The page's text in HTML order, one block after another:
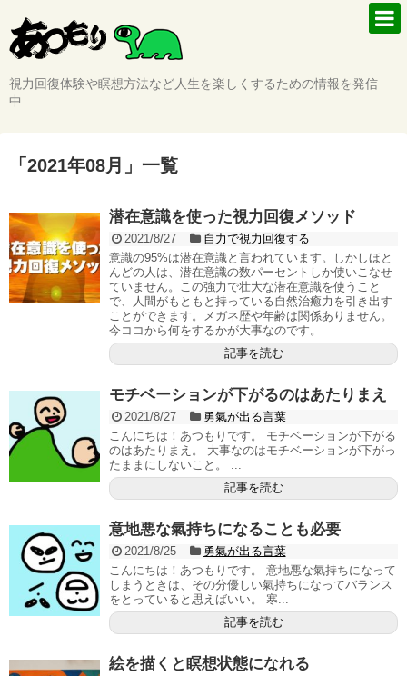
視力回復体験や瞑想方法など人生を楽しくするための情報を発信
中
「 2021年08月 」 一覧
潜在意識を使った視力回復メソッド
2021/8/27
自力で視力回復する
意識の95%は潜在意識と言われています。しかしほと
んどの人は、潜在意識の数パーセントしか使いこなせ
ていません。この強力で壮大な潜在意識を使うこと
で、人間がもともと持っている自然治癒力を引き出す
ことができます。メガネ歴や年齢は関係ありません。
今ココから何をするかが大事なのです。
記事を読む
モチベーションが下がるのはあたりまえ
2021/8/27
勇氣が出る言葉
こんにちは！あつもりです。 モチベーションが下がる
のはあたりまえ。 大事なのはモチベーションが下がっ
たままにしないこと。 ...
記事を読む
意地悪な氣持ちになることも必要
2021/8/25
勇氣が出る言葉
こんにちは！あつもりです。 意地悪な氣持ちになって
しまうときは、その分優しい氣持ちになってバランス
をとっていると思えばいい。 寒...
記事を読む
絵を描くと瞑想状態になれる